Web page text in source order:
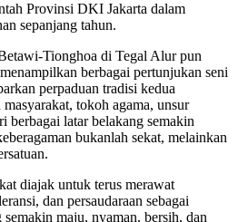
Provinsi DKI Jakarta dalam
sepanjang tahun.
Tionghoa di Tegal Alur pun
berbagai pertunjukan seni
perpaduan tradisi kedua
tokoh agama, unsur
berbagai latar belakang semakin
bukanlah sekat, melainkan
diajak untuk terus merawat
dan persaudaraan sebagai
maju, nyaman, bersih, dan